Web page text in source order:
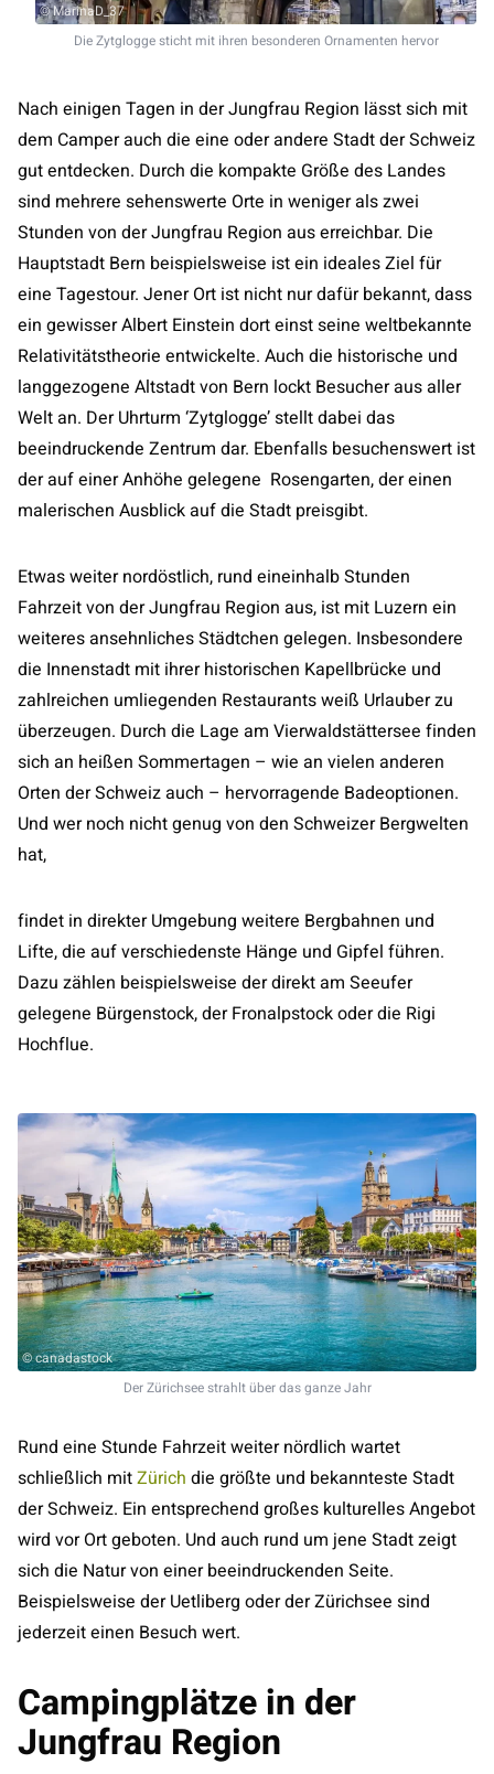
© MarinaD_37
Die Zytglogge sticht mit ihren besonderen Ornamenten hervor
Nach einigen Tagen in der Jungfrau Region lässt sich mit
dem Camper auch die eine oder andere Stadt der Schweiz
gut entdecken. Durch die kompakte Größe des Landes
sind mehrere sehenswerte Orte in weniger als zwei
Stunden von der Jungfrau Region aus erreichbar. Die
Hauptstadt Bern beispielsweise ist ein ideales Ziel für
eine Tagestour. Jener Ort ist nicht nur dafür bekannt, dass
ein gewisser Albert Einstein dort einst seine weltbekannte
Relativitätstheorie entwickelte. Auch die historische und
langgezogene Altstadt von Bern lockt Besucher aus aller
Welt an. Der Uhrturm ‘Zytglogge’ stellt dabei das
beeindruckende Zentrum dar. Ebenfalls besuchenswert ist
der auf einer Anhöhe gelegene Rosengarten, der einen
malerischen Ausblick auf die Stadt preisgibt.
Etwas weiter nordöstlich, rund eineinhalb Stunden
Fahrzeit von der Jungfrau Region aus, ist mit Luzern ein
weiteres ansehnliches Städtchen gelegen. Insbesondere
die Innenstadt mit ihrer historischen Kapellbrücke und
zahlreichen umliegenden Restaurants weiß Urlauber zu
überzeugen. Durch die Lage am Vierwaldstättersee finden
sich an heißen Sommertagen – wie an vielen anderen
Orten der Schweiz auch – hervorragende Badeoptionen.
Und wer noch nicht genug von den Schweizer Bergwelten
hat,
findet in direkter Umgebung weitere Bergbahnen und
Lifte, die auf verschiedenste Hänge und Gipfel führen.
Dazu zählen beispielsweise der direkt am Seeufer
gelegene Bürgenstock, der Fronalpstock oder die Rigi
Hochflue.
© canadastock
Der Zürichsee strahlt über das ganze Jahr
Rund eine Stunde Fahrzeit weiter nördlich wartet
schließlich mitZürich die größte und bekannteste Stadt
der Schweiz. Ein entsprechend großes kulturelles Angebot
wird vor Ort geboten. Und auch rund um jene Stadt zeigt
sich die Natur von einer beeindruckenden Seite.
Beispielsweise der Uetliberg oder der Zürichsee sind
jederzeit einen Besuch wert.
Campingplätze in der
Jungfrau Region